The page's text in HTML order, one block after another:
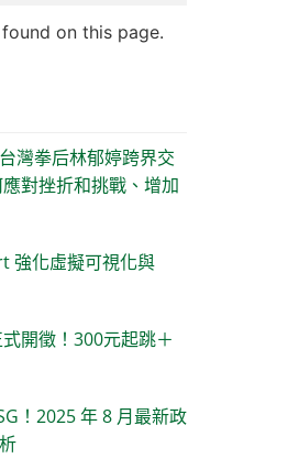
on this page.
灣拳后林郁婷跨界交
對挫折和挑戰、增加
強化虛擬可視化與
開徵！300元起跳＋
！2025 年 8 月最新政